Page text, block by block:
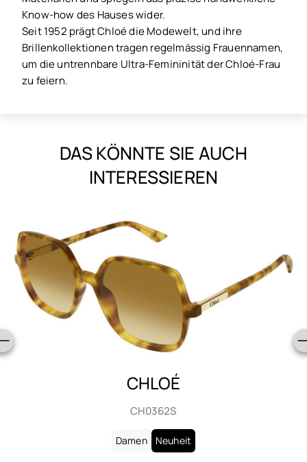
Know-how des Hauses wider.
Seit 1952 prägt Chloé die Modewelt, und ihre
Brillenkollektionen tragen regelmässig Frauennamen,
um die untrennbare Ultra-Femininität der Chloé-Frau
zu feiern.
DAS KÖNNTE SIE AUCH
INTERESSIEREN
CHLOÉ
CH0363S
Damen Neuheit